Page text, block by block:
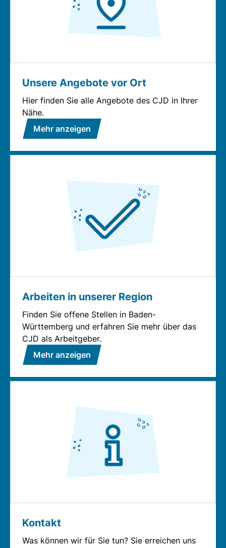
Unsere Angebote vor Ort
Hier finden Sie alle Angebote des CJD in Ihrer
Nähe.
Mehr anzeigen
Arbeiten in unserer Region
Finden Sie offene Stellen in Baden-
Württemberg und erfahren Sie mehr über das
CJD als Arbeitgeber.
Mehr anzeigen
Kontakt
Was können wir für Sie tun? Sie erreichen uns